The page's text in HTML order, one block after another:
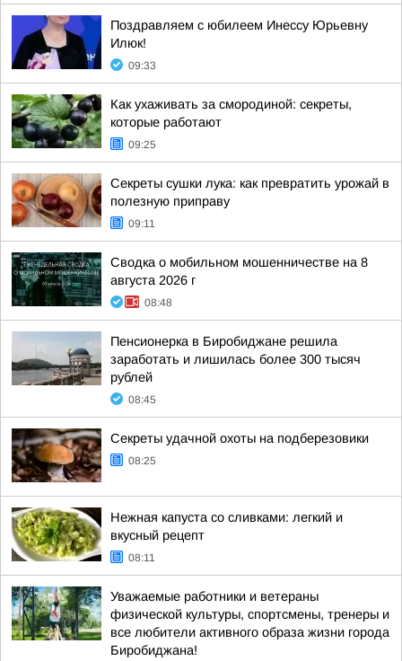
Поздравляем с юбилеем Инессу Юрьевну
Илюк!
09:33
Как ухаживать за смородиной: секреты,
которые работают
09:25
Секреты сушки лука: как превратить урожай в
полезную приправу
09:11
Сводка о мобильном мошенничестве на 8
августа 2026 г
08:48
Пенсионерка в Биробиджане решила
заработать и лишилась более 300 тысяч
рублей
08:45
Секреты удачной охоты на подберезовики
08:25
Нежная капуста со сливками: легкий и
вкусный рецепт
08:11
Уважаемые работники и ветераны
физической культуры, спортсмены, тренеры и
все любители активного образа жизни города
Биробиджана!